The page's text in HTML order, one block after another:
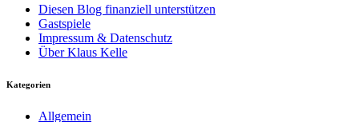
Diesen Blog finanziell unterstützen
Gastspiele
Impressum & Datenschutz
Über Klaus Kelle
Kategorien
Allgemein